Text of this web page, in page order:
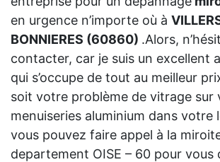
en urgence n’importe où à
BONNIERES (60860) .Alors,
contacter, car je suis un excellent
qui s’occupe de tout au meilleur
soit votre problème de vitrage sur
menuiseries aluminium dans votre
vous pouvez faire appel à la
departement OISE – 60 pour vous